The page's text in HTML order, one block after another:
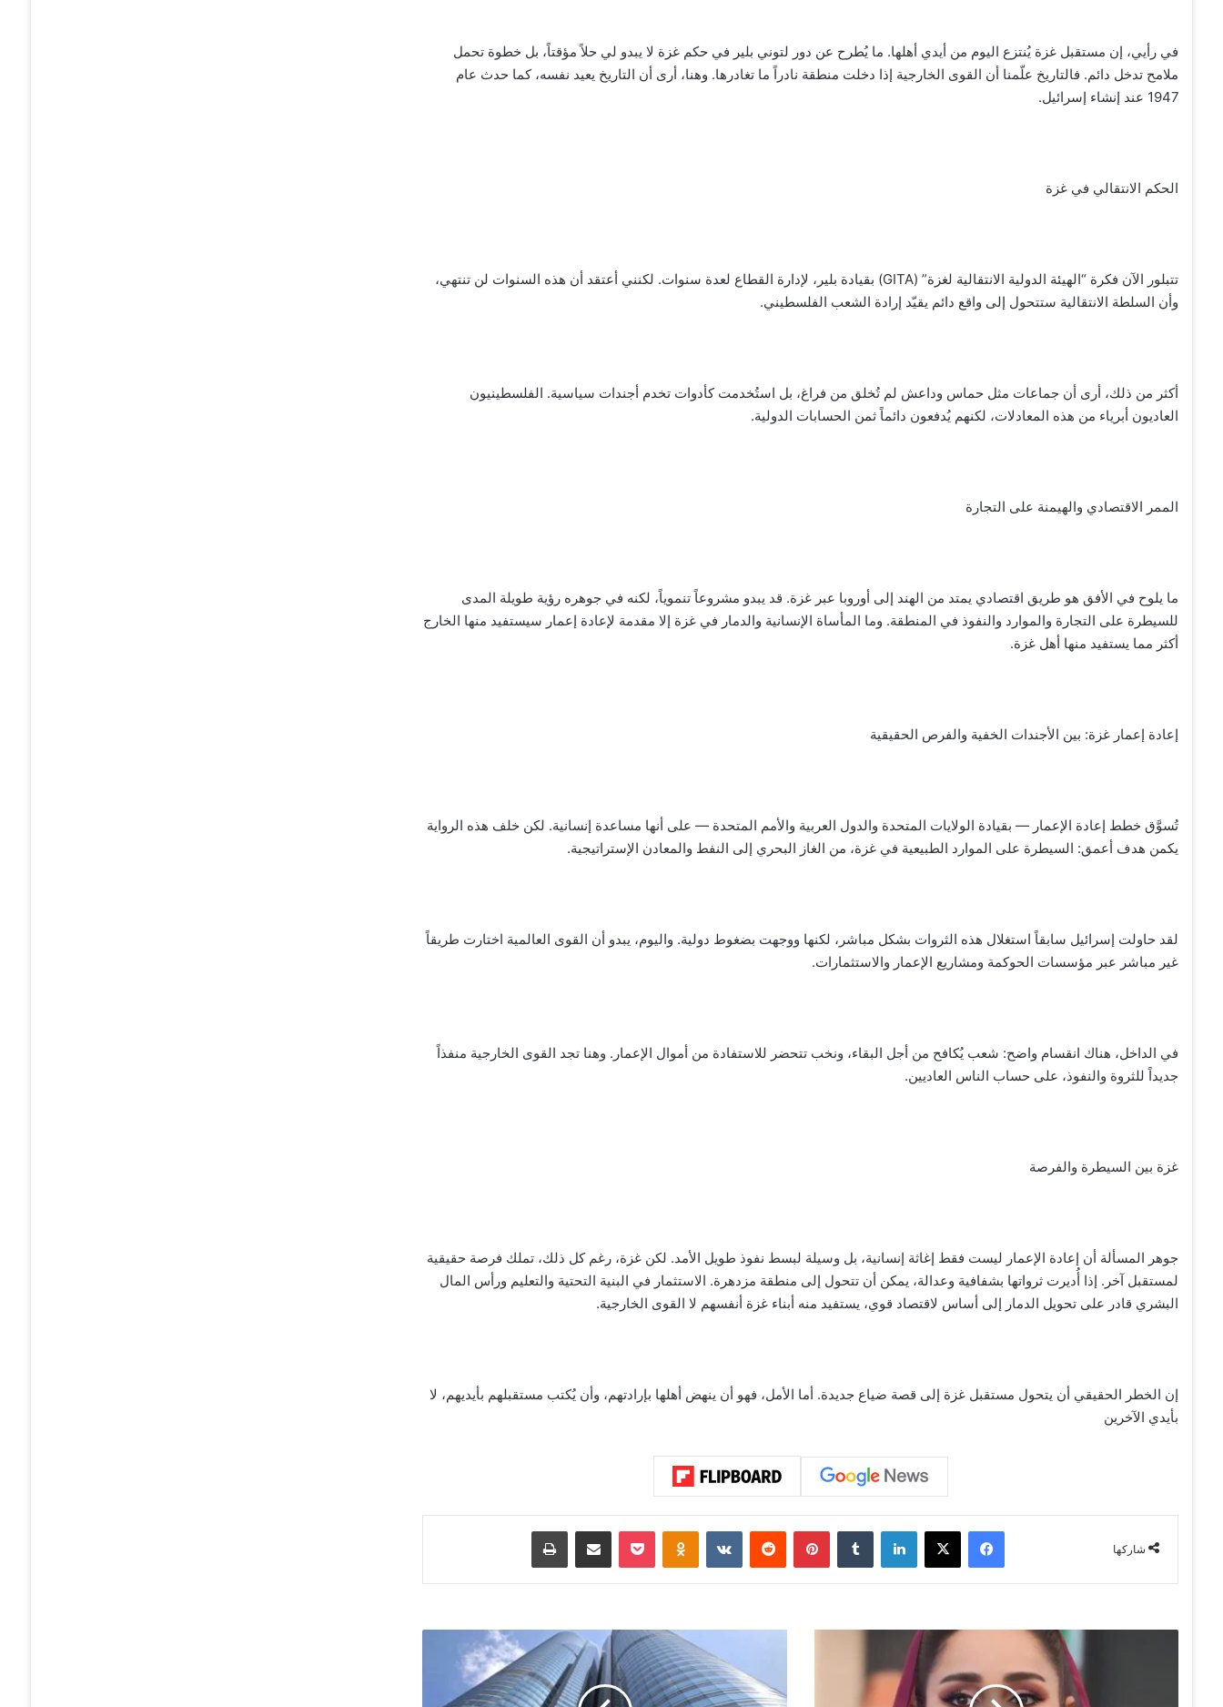
في رأيي، إن مستقبل غزة يُنتزع اليوم من أيدي أهلها. ما يُطرح عن دور لتوني بلير في حكم غزة لا يبدو لي حلاً مؤقتاً، بل خطوة تحمل
ملامح تدخل دائم. فالتاريخ علّمنا أن القوى الخارجية إذا دخلت منطقة نادراً ما تغادرها. وهنا، أرى أن التاريخ يعيد نفسه، كما حدث عام
1947 عند إنشاء إسرائيل.
الحكم الانتقالي في غزة
تتبلور الآن فكرة “الهيئة الدولية الانتقالية لغزة” (GITA) بقيادة بلير، لإدارة القطاع لعدة سنوات. لكنني أعتقد أن هذه السنوات لن تنتهي،
وأن السلطة الانتقالية ستتحول إلى واقع دائم يقيّد إرادة الشعب الفلسطيني.
أكثر من ذلك، أرى أن جماعات مثل حماس وداعش لم تُخلق من فراغ، بل استُخدمت كأدوات تخدم أجندات سياسية. الفلسطينيون
العاديون أبرياء من هذه المعادلات، لكنهم يُدفعون دائماً ثمن الحسابات الدولية.
الممر الاقتصادي والهيمنة على التجارة
ما يلوح في الأفق هو طريق اقتصادي يمتد من الهند إلى أوروبا عبر غزة. قد يبدو مشروعاً تنموياً، لكنه في جوهره رؤية طويلة المدى
للسيطرة على التجارة والموارد والنفوذ في المنطقة. وما المأساة الإنسانية والدمار في غزة إلا مقدمة لإعادة إعمار سيستفيد منها الخارج
أكثر مما يستفيد منها أهل غزة.
إعادة إعمار غزة: بين الأجندات الخفية والفرص الحقيقية
تُسوَّق خطط إعادة الإعمار — بقيادة الولايات المتحدة والدول العربية والأمم المتحدة — على أنها مساعدة إنسانية. لكن خلف هذه الرواية
يكمن هدف أعمق: السيطرة على الموارد الطبيعية في غزة، من الغاز البحري إلى النفط والمعادن الإستراتيجية.
لقد حاولت إسرائيل سابقاً استغلال هذه الثروات بشكل مباشر، لكنها ووجهت بضغوط دولية. واليوم، يبدو أن القوى العالمية اختارت طريقاً
غير مباشر عبر مؤسسات الحوكمة ومشاريع الإعمار والاستثمارات.
في الداخل، هناك انقسام واضح: شعب يُكافح من أجل البقاء، ونخب تتحضر للاستفادة من أموال الإعمار. وهنا تجد القوى الخارجية منفذاً
جديداً للثروة والنفوذ، على حساب الناس العاديين.
غزة بين السيطرة والفرصة
جوهر المسألة أن إعادة الإعمار ليست فقط إغاثة إنسانية، بل وسيلة لبسط نفوذ طويل الأمد. لكن غزة، رغم كل ذلك، تملك فرصة حقيقية
لمستقبل آخر. إذا أُديرت ثرواتها بشفافية وعدالة، يمكن أن تتحول إلى منطقة مزدهرة. الاستثمار في البنية التحتية والتعليم ورأس المال
البشري قادر على تحويل الدمار إلى أساس لاقتصاد قوي، يستفيد منه أبناء غزة أنفسهم لا القوى الخارجية.
إن الخطر الحقيقي أن يتحول مستقبل غزة إلى قصة ضياع جديدة. أما الأمل، فهو أن ينهض أهلها بإرادتهم، وأن يُكتب مستقبلهم بأيديهم، لا
بأيدي الآخرين
شاركها
فيسبوك ‫X لينكدإن ‏Tumblr بينتيريست ‏Reddit
‏VKontakte
Odnoklassniki
‫Pocket مشاركة عبر البريد طباعة
ي